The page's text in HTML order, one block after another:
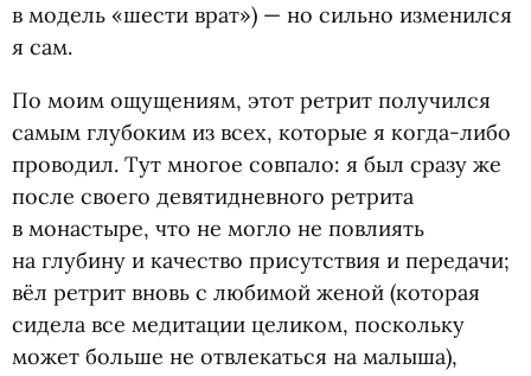
в модель «шести врат») — но сильно изменился
я сам.
По моим ощущениям, этот ретрит получился
самым глубоким из всех, которые я когда-либо
проводил. Тут многое совпало: я был сразу же
после своего девятидневного ретрита
в монастыре, что не могло не повлиять
на глубину и качество присутствия и передачи;
вёл ретрит вновь с любимой женой (которая
сидела все медитации целиком, поскольку
может больше не отвлекаться на малыша),